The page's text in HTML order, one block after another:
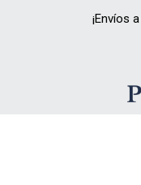
¡Envíos